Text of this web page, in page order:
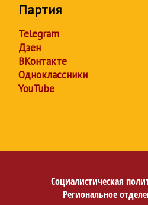
Партия
Telegram
Дзен
ВКонтакте
Одноклассники
YouTube
Социалистическая
Региональное